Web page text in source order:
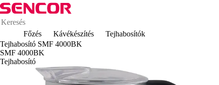
Főzés Kávékészítés
Tejhabosítók
Tejhabosító SMF 4000BK
SMF 4000BK
Tejhabosító